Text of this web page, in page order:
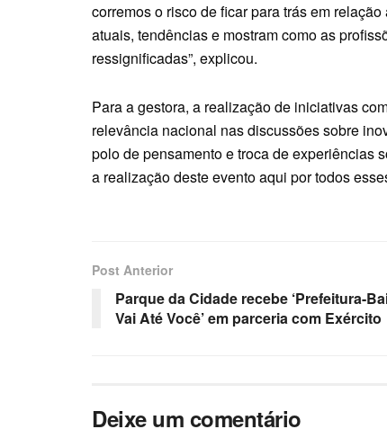
corremos o risco de ficar para trás em
atuais, tendências e mostram como as
ressignificadas”, explicou.
Para a gestora, a realização de iniciativas
relevância nacional nas discussões sobre
polo de pensamento e troca de experiências
a realização deste evento aqui por todos
Post Anterior
Parque da Cidade recebe ‘Prefeitura-
Vai Até Você’ em parceria com Exército
Deixe um comentário